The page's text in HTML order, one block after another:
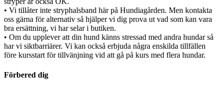
• Vi tillåter inte stryphalsband här på Hundiagården. Men kontakta
oss gärna för alternativ så hjälper vi dig prova ut vad som kan vara
bra ersättning, vi har selar i butiken.
• Om du upplever att din hund känns stressad med andra hundar så
har vi siktbarriärer. Vi kan också erbjuda några enskilda tillfällen
före kursstart för tillvänjning vid att gå på kurs med flera hundar.
Förbered dig